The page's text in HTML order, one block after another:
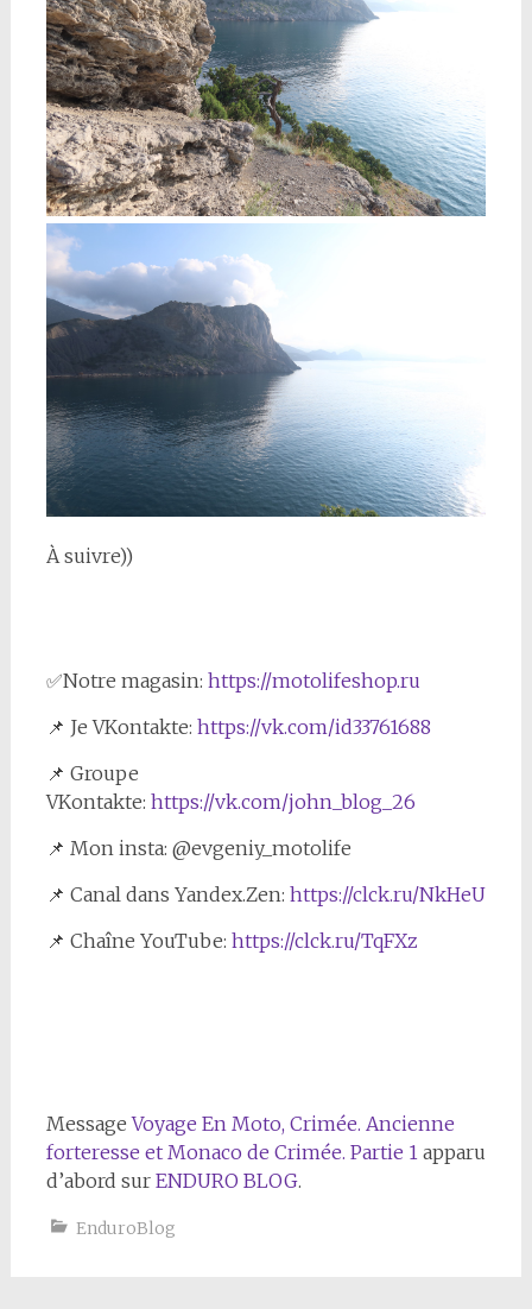
À suivre))
✅Notre magasin: https://motolifeshop.ru
📌 Je VKontakte: https://vk.com/id33761688
📌 Groupe
VKontakte: https://vk.com/john_blog_26
📌 Mon insta: @evgeniy_motolife
📌 Canal dans Yandex.Zen: https://clck.ru/NkHeU
📌 Chaîne YouTube: https://clck.ru/TqFXz
MessageVoyage En Moto, Crimée. Ancienne
forteresse et Monaco de Crimée. Partie 1apparu
d’abord sur ENDURO BLOG.
EnduroBlog